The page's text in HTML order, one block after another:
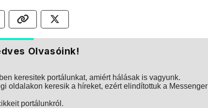
Olvasóink!
keresitek portálunkat, amiért hálásak is vagyunk.
oldalakon keresik a híreket, ezért elindítottuk a Messenger
portálunkról.